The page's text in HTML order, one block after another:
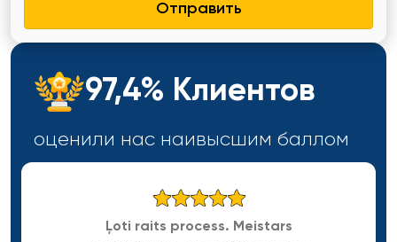
Отправить
97,4% Клиентов
оценили нас наивысшим баллом
Ļoti raits process. Meistars